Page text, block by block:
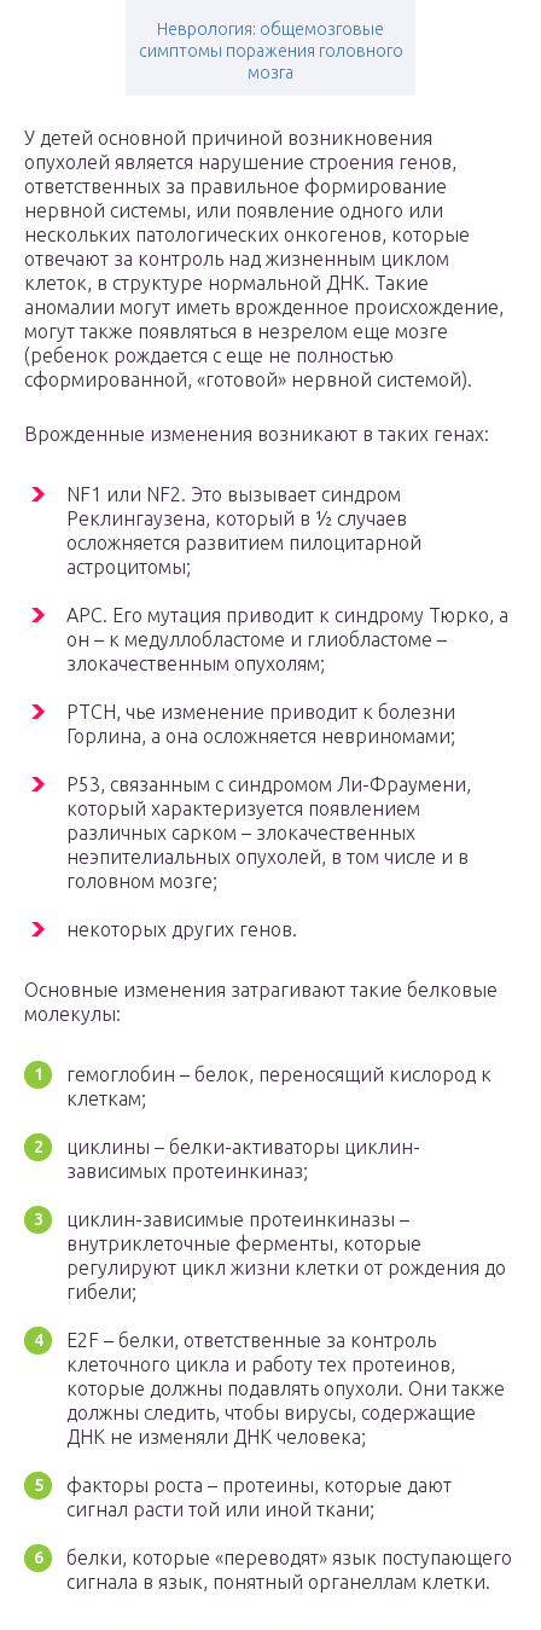
Неврология: общемозговые
симптомы поражения головного
мозга
У детей основной причиной возникновения
опухолей является нарушение строения генов,
ответственных за правильное формирование
нервной системы, или появление одного или
нескольких патологических онкогенов, которые
отвечают за контроль над жизненным циклом
клеток, в структуре нормальной ДНК. Такие
аномалии могут иметь врожденное происхождение,
могут также появляться в незрелом еще мозге
(ребенок рождается с еще не полностью
сформированной, «готовой» нервной системой).
Врожденные изменения возникают в таких генах:
NF1 или NF2. Это вызывает синдром
Реклингаузена, который в ½ случаев
осложняется развитием пилоцитарной
астроцитомы;
АРС. Его мутация приводит к синдрому Тюрко, а
он – к медуллобластоме и глиобластоме –
злокачественным опухолям;
РТСН, чье изменение приводит к болезни
Горлина, а она осложняется невриномами;
Р53, связанным с синдромом Ли-Фраумени,
который характеризуется появлением
различных сарком – злокачественных
неэпителиальных опухолей, в том числе и в
головном мозге;
некоторых других генов.
Основные изменения затрагивают такие белковые
молекулы:
гемоглобин – белок, переносящий кислород к
клеткам;
циклины – белки-активаторы циклин-
зависимых протеинкиназ;
циклин-зависимые протеинкиназы –
внутриклеточные ферменты, которые
регулируют цикл жизни клетки от рождения до
гибели;
E2F – белки, ответственные за контроль
клеточного цикла и работу тех протеинов,
которые должны подавлять опухоли. Они также
должны следить, чтобы вирусы, содержащие
ДНК не изменяли ДНК человека;
факторы роста – протеины, которые дают
сигнал расти той или иной ткани;
белки, которые «переводят» язык поступающего
сигнала в язык, понятный органеллам клетки.